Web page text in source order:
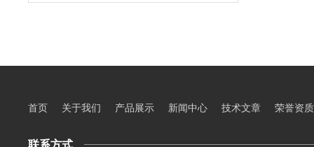
首页 关于我们 产品展示 新闻中心 技术文章 荣誉资质
联系方式